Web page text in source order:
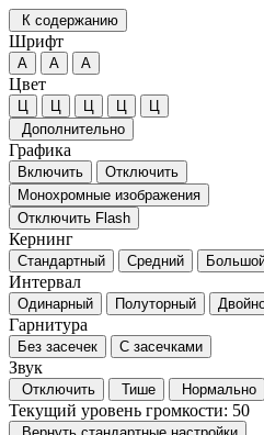
К содержанию
Шрифт
А А А
Цвет
Ц Ц Ц Ц
Ц
Дополнительно
Графика
Включить
Отключить
Монохромные изображения
Отключить Flash
Кернинг
Стандартный Средний
Интервал
Одинарный Полуторный
Гарнитура
Без засечек С засечками
Звук
Отключить Тише Нормально
Текущий уровень громкости: 50